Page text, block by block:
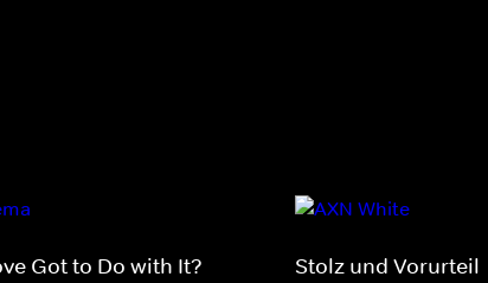
Got to Do with It? Stolz und Vorurteil